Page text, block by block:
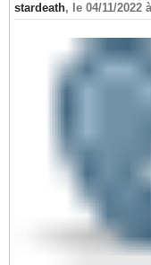
stardeath, le 04/11/2022